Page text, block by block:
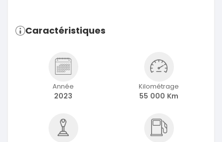
Caractéristiques
Année
2023
Kilométrage
55 000 Km